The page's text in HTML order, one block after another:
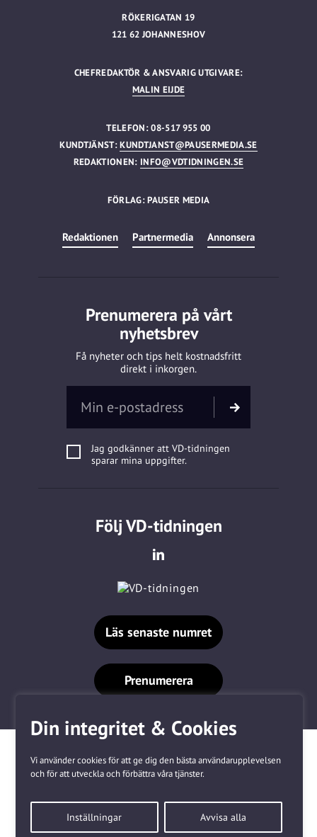
Din integritet & Cookies
Vi använder cookies för att ge dig den bästa användarupplevelsen
och för att utveckla och förbättra våra tjänster.
Inställningar Avvisa alla
RÖKERIGATAN 19
121 62 JOHANNESHOV
CHEFREDAKTÖR & ANSVARIG UTGIVARE:
MALIN EIJDE
TELEFON: 08-517 955 00
KUNDTJÄNST:KUNDTJANST@PAUSERMEDIA.SE
REDAKTIONEN: INFO@VDTIDNINGEN.SE
FÖRLAG: PAUSER MEDIA
Redaktionen Partnermedia Annonsera
Prenumerera på vårt
nyhetsbrev
Få nyheter och tips helt kostnadsfritt
direkt i inkorgen.
Jag godkänner att VD-tidningen
sparar mina uppgifter.
Följ VD-tidningen
Läs senaste numret
Prenumerera
Kundtjänst